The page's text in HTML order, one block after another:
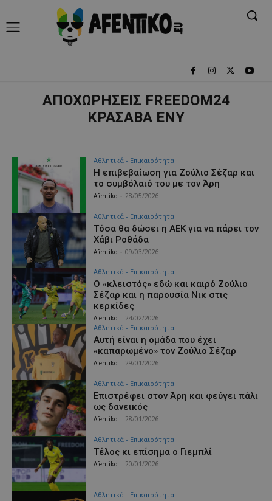
ΑΠΟΧΩΡΗΣΕΙΣ FREEDOM24
ΚΡΑΣΑΒΑ ΕΝΥ
Αθλητικά - Επικαιρότητα
Η επιβεβαίωση για Ζούλιο Σέζαρ και
το συμβόλαιό του με τον Άρη
Afentiko 28/05/2026
Αθλητικά - Επικαιρότητα
Τόσα θα δώσει η ΑΕΚ για να πάρει τον
Χάβι Ροθάδα
Afentiko 09/03/2026
Αθλητικά - Επικαιρότητα
Ο «κλειστός» εδώ και καιρό Ζούλιο
Σέζαρ και η παρουσία Νικ στις
κερκίδες
Afentiko 24/02/2026
Αθλητικά - Επικαιρότητα
Αυτή είναι η ομάδα που έχει
«καπαρωμένο» τον Ζούλιο Σέζαρ
Afentiko 29/01/2026
Αθλητικά - Επικαιρότητα
Επιστρέφει στον Άρη και φεύγει πάλι
ως δανεικός
Afentiko 28/01/2026
Αθλητικά - Επικαιρότητα
Τέλος κι επίσημα ο Γιεμπλί
Afentiko 20/01/2026
Αθλητικά - Επικαιρότητα